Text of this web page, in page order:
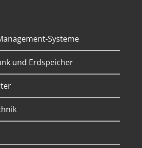
Systeme
und Erdspeicher